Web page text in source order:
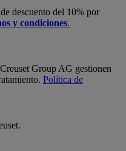
descuento del 10% por
y condiciones.
Group AG gestionen
Política de